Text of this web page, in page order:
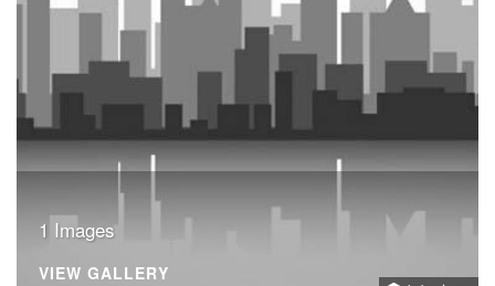
1 Images
VIEW GALLERY